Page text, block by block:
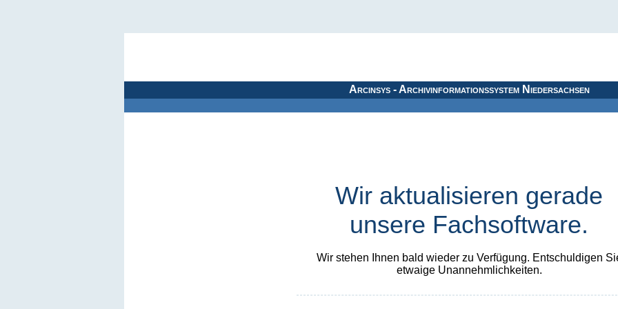
Arcinsys - Archivinformationssystem Niedersachsen
Wir aktualisieren gerade
unsere Fachsoftware.
Wir stehen Ihnen bald wieder zu Verfügung. Entschuldigen
etwaige Unannehmlichkeiten.